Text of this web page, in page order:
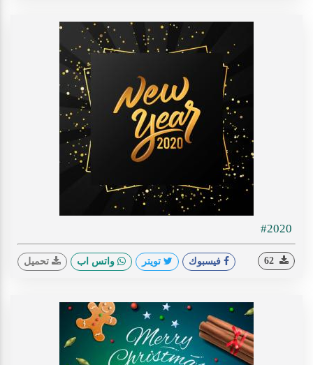
#2020
فيسبوك تويتر واتس اب تحميل